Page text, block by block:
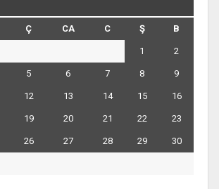
Ç CA C Ş B
1 2
5 6 7 8 9
12 13 14 15 16
19 20 21 22 23
26 27 28 29 30